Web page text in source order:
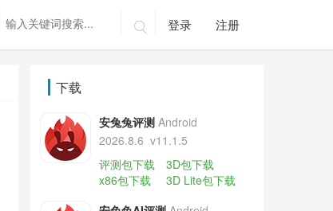
 登录 注册
下载
安兔兔评测 Android
2026.8.6 v11.1.5
评测包下载
3D包下载
x86包下载
3D Lite包下载